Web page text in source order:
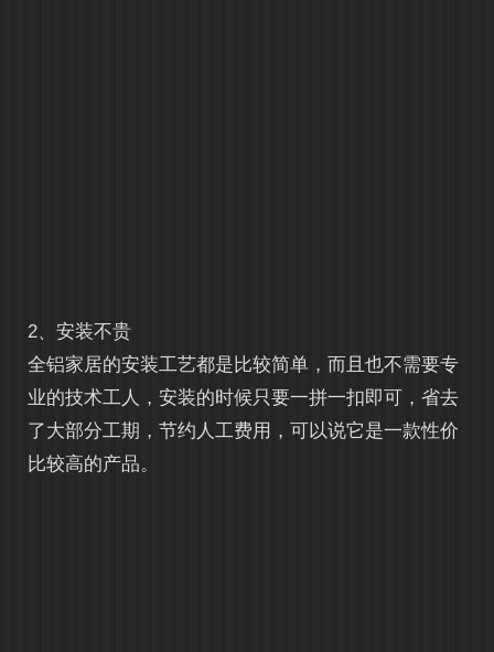
2、安装不贵
全铝家居的安装工艺都是比较简单，而且也不需要专
业的技术工人，安装的时候只要一拼一扣即可，省去
了大部分工期，节约人工费用，可以说它是一款性价
比较高的产品。